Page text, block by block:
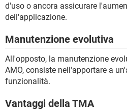
d'uso o ancora assicurare
dell'applicazione.
Manutenzione evolutiva
All'opposto, la manutenzione
AMO, consiste nell'apportare a
funzionalità.
Vantaggi della TMA